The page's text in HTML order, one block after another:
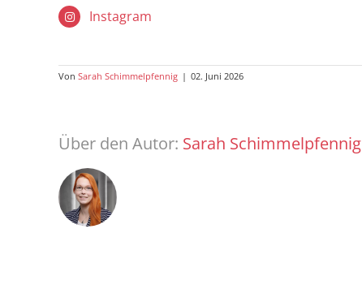
Instagram
Von Sarah Schimmelpfennig | 02. Juni 2026
Über den Autor: Sarah Schimmelpfennig